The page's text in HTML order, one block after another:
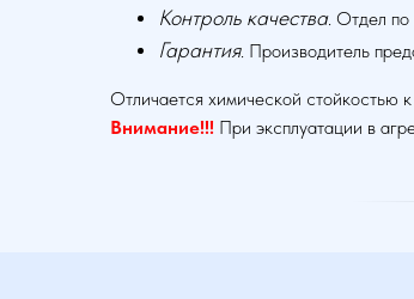
Контроль качества. Отдел по
Гарантия. Производитель
Отличается химической стойкостью
Внимание!!! При эксплуатации в